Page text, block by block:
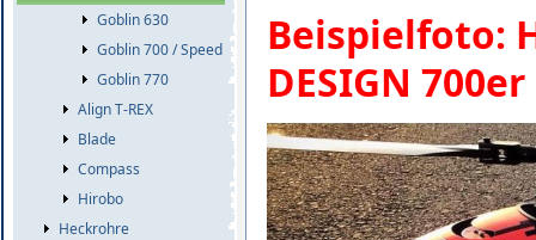
Goblin 630
Goblin 700 / Speed
Goblin 770
Align T-REX
Blade
Compass
Hirobo
Heckrohre
Beispielfoto:
DESIGN